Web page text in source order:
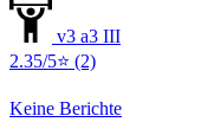
v3 a3 III
2.35/5⭐ (2)
Keine Berichte